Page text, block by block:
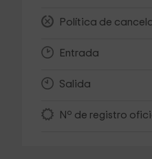
Política de
Entrada
Salida
Nº de registro